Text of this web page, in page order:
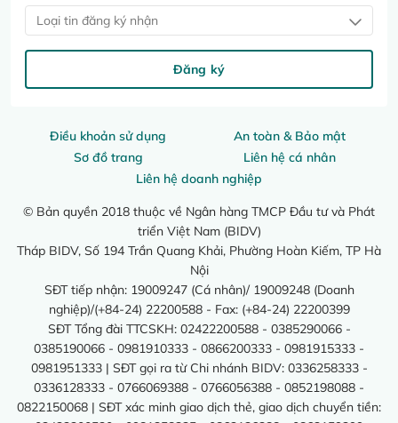
Điều khoản sử dụng
An toàn & Bảo mật
Sơ đồ trang
Liên hệ cá nhân
Liên hệ doanh nghiệp
© Bản quyền 2018 thuộc về Ngân hàng TMCP Đầu tư và Phát
triển Việt Nam (BIDV)
Tháp BIDV, Số 194 Trần Quang Khải, Phường Hoàn Kiếm, TP Hà
Nội
SĐT tiếp nhận: 19009247 (Cá nhân)/ 19009248 (Doanh
nghiệp)/(+84-24) 22200588 - Fax: (+84-24) 22200399
SĐT Tổng đài TTCSKH: 02422200588 - 0385290066 -
0385190066 - 0981910333 - 0866200333 - 0981915333 -
0981951333 | SĐT gọi ra từ Chi nhánh BIDV: 0336258333 -
0336128333 - 0766069388 - 0766056388 - 0852198088 -
0822150068 | SĐT xác minh giao dịch thẻ, giao dịch chuyển tiền:
Loại tin đăng ký nhận
Đăng ký